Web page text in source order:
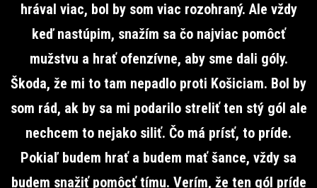
hrával viac, bol by som viac rozohraný. Ale vždy
keď nastúpim, snažím sa čo najviac pomôcť
mužstvu a hrať ofenzívne, aby sme dali góly.
Škoda, že mi to tam nepadlo proti Košiciam. Bol by
som rád, ak by sa mi podarilo streliť ten stý gól ale
nechcem to nejako siliť. Čo má prísť, to príde.
Pokiaľ budem hrať a budem mať šance, vždy sa
budem snažiť pomôcť tímu. Verím, že ten gól príde